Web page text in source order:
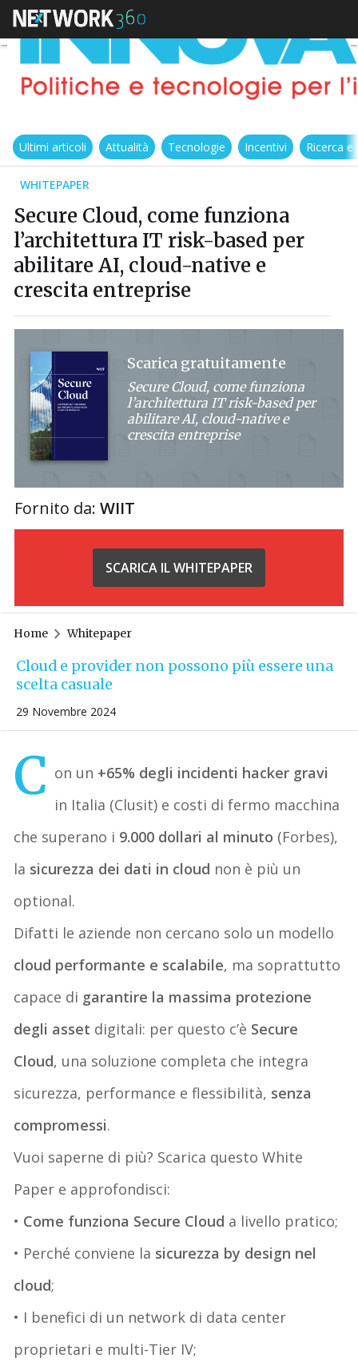
Ultimi articoli Attualità Tecnologie Incentivi Ricerca
WHITEPAPER
Secure Cloud, come funziona
l’architettura IT risk-based per
abilitare AI, cloud-native e
crescita entreprise
Scarica gratuitamente
Secure Cloud, come funziona
l’architettura IT risk-based per
abilitare AI, cloud-native e
crescita entreprise
Fornito da:WIIT
SCARICA IL WHITEPAPER
Home Whitepaper
Cloud e provider non possono più essere una
scelta casuale
29 Novembre 2024
C on un +65% degli incidenti hacker gravi
in Italia (Clusit) e costi di fermo macchina
che superano i 9.000 dollari al minuto (Forbes),
la sicurezza dei dati in cloud non è più un
optional.
Difatti le aziende non cercano solo un modello
cloud performante e scalabile, ma soprattutto
capace di garantire la massima protezione
degli asset digitali: per questo c’è Secure
Cloud, una soluzione completa che integra
sicurezza, performance e flessibilità, senza
compromessi.
Vuoi saperne di più? Scarica questo White
Paper e approfondisci:
• Come funziona Secure Cloud a livello pratico;
• Perché conviene la sicurezza by design nel
cloud;
• I benefici di un network di data center
proprietari e multi-Tier IV;